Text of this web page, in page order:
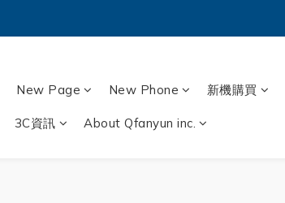
New Page New Phone 新機購買
3C資訊 About Qfanyun inc.